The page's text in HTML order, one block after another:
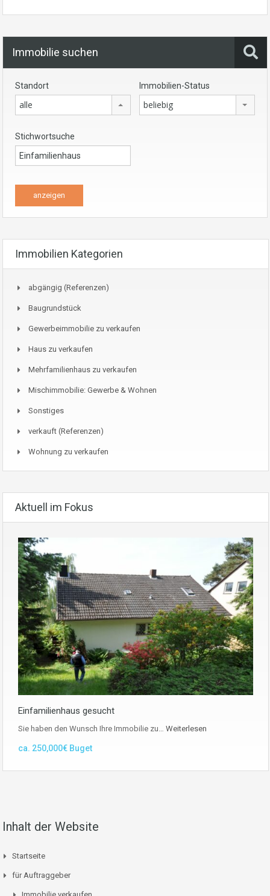
Immobilie suchen
Standort
alle
Immobilien-Status
beliebig
Stichwortsuche
Immobilien Kategorien
abgängig (Referenzen)
Baugrundstück
Gewerbeimmobilie zu verkaufen
Haus zu verkaufen
Mehrfamilienhaus zu verkaufen
Mischimmobilie: Gewerbe & Wohnen
Sonstiges
verkauft (Referenzen)
Wohnung zu verkaufen
Aktuell im Fokus
Einfamilienhaus gesucht
Sie haben den Wunsch Ihre Immobilie zu… Weiterlesen
ca. 250,000€ Buget
Inhalt der Website
Startseite
für Auftraggeber